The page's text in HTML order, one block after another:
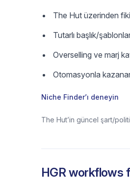
The Hut üzerinden
Tutarlı başlık/
Overselling ve marj
Otomasyonla
Niche Finder’ı deneyin
The Hut’in güncel şart/
HGR workflows